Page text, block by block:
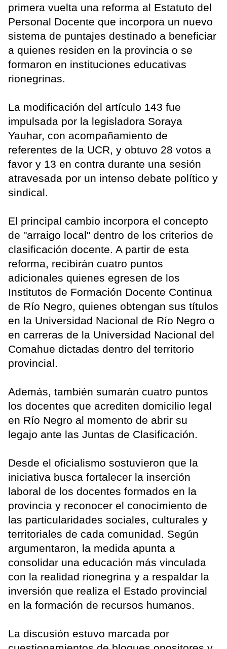
primera vuelta una reforma al Estatuto del
Personal Docente que incorpora un nuevo
sistema de puntajes destinado a beneficiar
a quienes residen en la provincia o se
formaron en instituciones educativas
rionegrinas.
La modificación del artículo 143 fue
impulsada por la legisladora Soraya
Yauhar, con acompañamiento de
referentes de la UCR, y obtuvo 28 votos a
favor y 13 en contra durante una sesión
atravesada por un intenso debate político y
sindical.
El principal cambio incorpora el concepto
de "arraigo local" dentro de los criterios de
clasificación docente. A partir de esta
reforma, recibirán cuatro puntos
adicionales quienes egresen de los
Institutos de Formación Docente Continua
de Río Negro, quienes obtengan sus títulos
en la Universidad Nacional de Río Negro o
en carreras de la Universidad Nacional del
Comahue dictadas dentro del territorio
provincial.
Además, también sumarán cuatro puntos
los docentes que acrediten domicilio legal
en Río Negro al momento de abrir su
legajo ante las Juntas de Clasificación.
Desde el oficialismo sostuvieron que la
iniciativa busca fortalecer la inserción
laboral de los docentes formados en la
provincia y reconocer el conocimiento de
las particularidades sociales, culturales y
territoriales de cada comunidad. Según
argumentaron, la medida apunta a
consolidar una educación más vinculada
con la realidad rionegrina y a respaldar la
inversión que realiza el Estado provincial
en la formación de recursos humanos.
La discusión estuvo marcada por